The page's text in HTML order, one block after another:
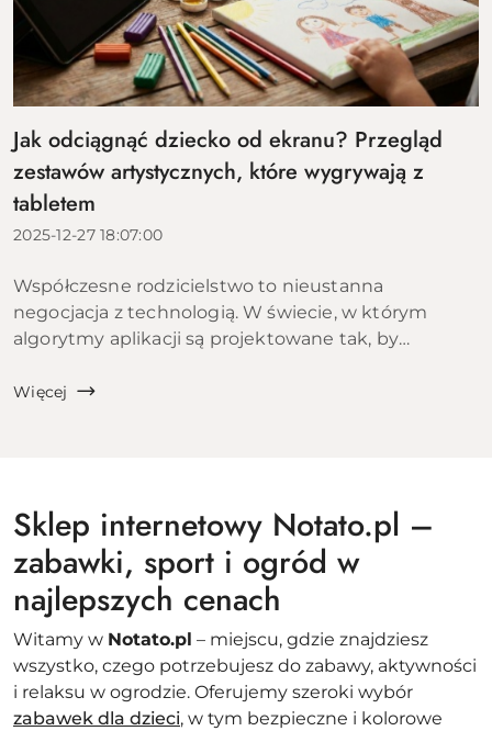
Jak odciągnąć dziecko od ekranu? Przegląd
zestawów artystycznych, które wygrywają z
tabletem
2025-12-27 18:07:00
Współczesne rodzicielstwo to nieustanna
negocjacja z technologią. W świecie, w którym
algorytmy aplikacji są projektowane tak, by
trudniejsza. Czy wiesz, że według zaleceń
Więcej
Sklep internetowy Notato.pl –
zabawki, sport i ogród w
najlepszych cenach
Witamy w Notato.pl – miejscu, gdzie znajdziesz
wszystko, czego potrzebujesz do zabawy, aktywności
i relaksu w ogrodzie. Oferujemy szeroki wybór
zabawek dla dzieci, w tym bezpieczne i kolorowe